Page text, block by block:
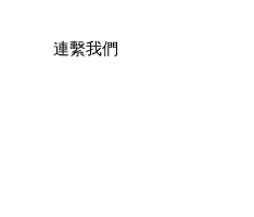
連繫我們